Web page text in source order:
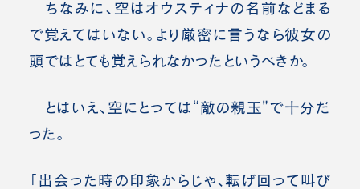
ちなみに、空はオウスティナの名前などまる
で覚えてはいない。より厳密に言うなら彼女の
頭ではとても覚えられなかったというべきか。
とはいえ、空にとっては“敵の親玉”で十分だ
った。
「出会った時の印象からじゃ、転げ回って叫び